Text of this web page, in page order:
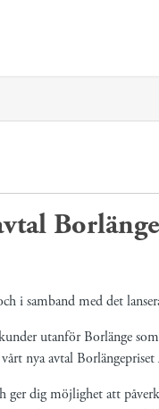
i samband med det
utanför Borlänge
nya avtal
ger dig möjlighet att